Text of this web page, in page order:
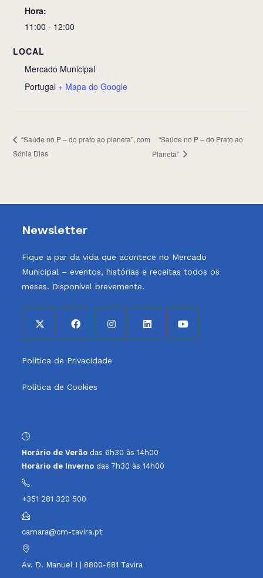
Hora:
11:00 - 12:00
LOCAL
Mercado Municipal
Portugal + Mapa do Google
“Saúde no P – do prato ao planeta”, com
Sónia Dias
“Saúde no P – do Prato ao
Planeta”
Newsletter
Fique a par da vida que acontece no Mercado
Municipal – eventos, histórias e receitas todos os
meses. Disponível brevemente.
in
new
in
new
in
new
Politica de Privacidade
Politica de Cookies
Horário de Verão das 6h30 às 14h00
Horário de Inverno das 7h30 às 14h00
+351 281 320 500
camara@cm-tavira.pt
Av. D. Manuel I | 8800-681 Tavira